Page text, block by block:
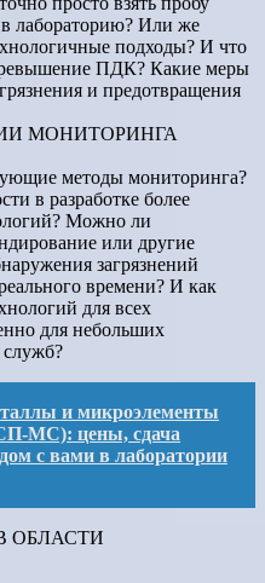
лабораторию? Или же
подходы? И что
ПДК? Какие меры
и предотвращения
МОНИТОРИНГА
методы мониторинга?
в разработке более
Можно ли
или другие
загрязнений
времени? И как
для всех
для небольших
и микроэлементы
МС): цены, сдача
с вами в лаборатории
ОБЛАСТИ